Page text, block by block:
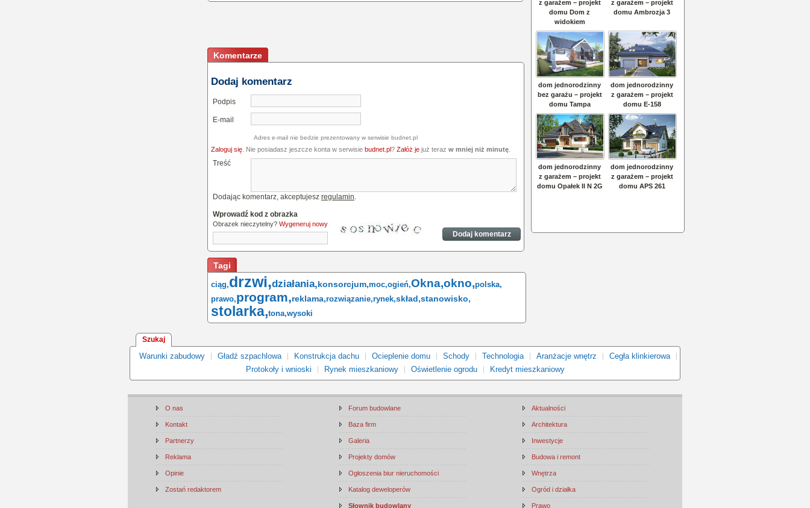
Komentarze
Dodaj komentarz
Podpis
E-mail
Adres e-mail nie bedzie prezentowany w serwisie budnet.pl
Zaloguj się . Nie posiadasz jeszcze konta w serwisie budnet.pl? Załóż je już teraz w mniej niż minutę
Treść
Dodając komentarz, akceptujesz regulamin.
Wprowadź kod z obrazka
Obrazek nieczytelny? Wygeneruj nowy
Tagi
ciąg,drzwi,działania,konsorcjum,moc,ogień,Okna,okno,polska,
prawo,program,reklama,rozwiązanie,rynek,skład,stanowisko,
stolarka,tona,wysoki
Szukaj
Warunki zabudowy Gładź szpachlowa Konstrukcja dachu Ocieplenie domu Schody Technologia Aranżacje wnętrz
Cegła klinkierowa
Protokoły i wnioski
Rynek mieszkaniowy Oświetlenie ogrodu Kredyt mieszkaniowy
O nas
Kontakt
Partnerzy
Reklama
Opinie
Zostań redaktorem
Forum budowlane
Baza firm
Galeria
Projekty domów
Ogłoszenia biur nieruchomości
Katalog deweloperów
Słownik budowlany
Aktualności
Architektura
Inwestycje
Budowa i remont
Wnętrza
Ogród i działka
Prawo